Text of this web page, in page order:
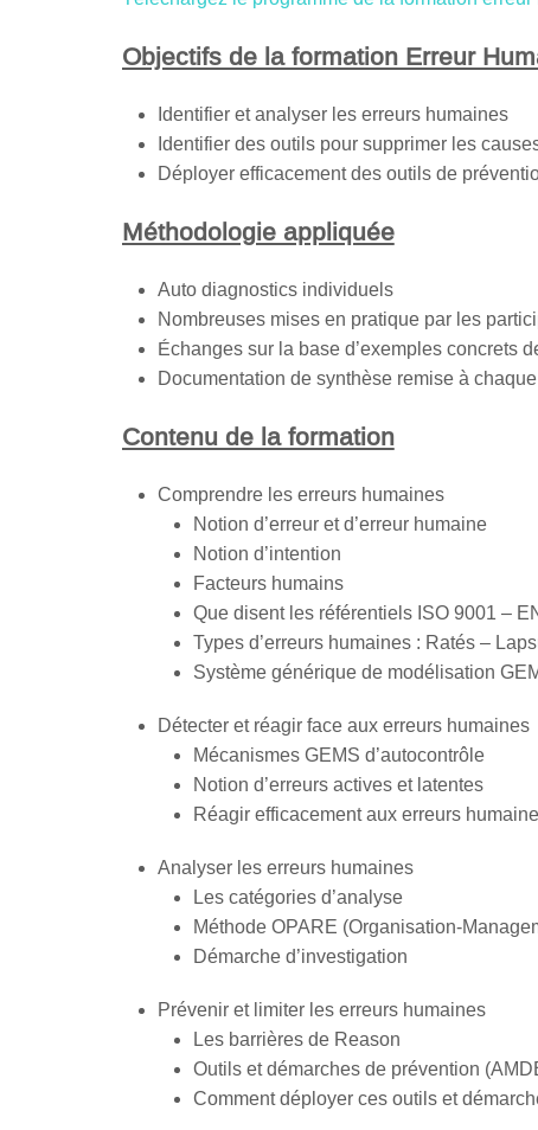
Objectifs de la formation Erreur
Identifier et analyser les erreurs humaines
Identifier des outils pour supprimer les
Déployer efficacement des outils de
Méthodologie appliquée
Auto diagnostics individuels
Nombreuses mises en pratique par les
Échanges sur la base d’exemples concrets
Documentation de synthèse remise à
Contenu de la formation
Comprendre les erreurs humaines
Notion d’erreur et d’erreur humaine
Notion d’intention
Facteurs humains
Que disent les référentiels ISO 9001 –
Types d’erreurs humaines : Ratés –
Système générique de modélisation
Détecter et réagir face aux erreurs humaines
Mécanismes GEMS d’autocontrôle
Notion d’erreurs actives et latentes
Réagir efficacement aux erreurs
Analyser les erreurs humaines
Les catégories d’analyse
Méthode OPARE (Organisation-
Démarche d’investigation
Prévenir et limiter les erreurs humaines
Les barrières de Reason
Outils et démarches de prévention
Comment déployer ces outils et